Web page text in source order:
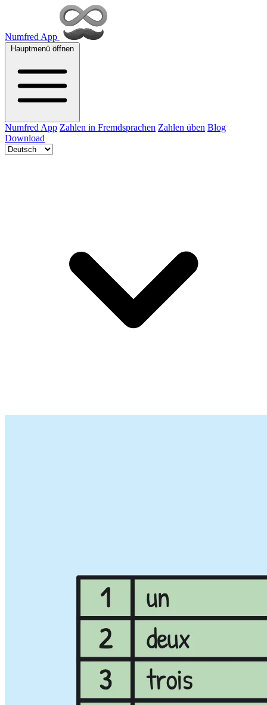
Numfred App
Hauptmenü öffnen
Numfred App Zahlen in Fremdsprachen Zahlen üben Blog
Download